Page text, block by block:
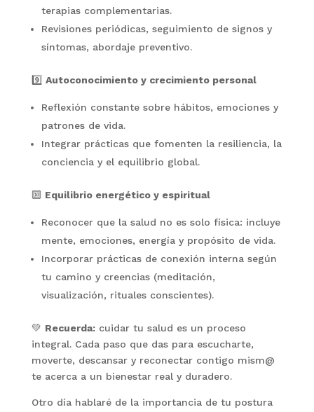
terapias complementarias.
Revisiones periódicas, seguimiento de signos y
síntomas, abordaje preventivo.
9️⃣ Autoconocimiento y crecimiento personal
Reflexión constante sobre hábitos, emociones y
patrones de vida.
Integrar prácticas que fomenten la resiliencia, la
conciencia y el equilibrio global.
🔟 Equilibrio energético y espiritual
Reconocer que la salud no es solo física: incluye
mente, emociones, energía y propósito de vida.
Incorporar prácticas de conexión interna según
tu camino y creencias (meditación,
visualización, rituales conscientes).
💚 Recuerda:cuidar tu salud es un proceso
integral. Cada paso que das para escucharte,
moverte, descansar y reconectar contigo mism@
te acerca a un bienestar real y duradero.
Otro día hablaré de la importancia de tu postura